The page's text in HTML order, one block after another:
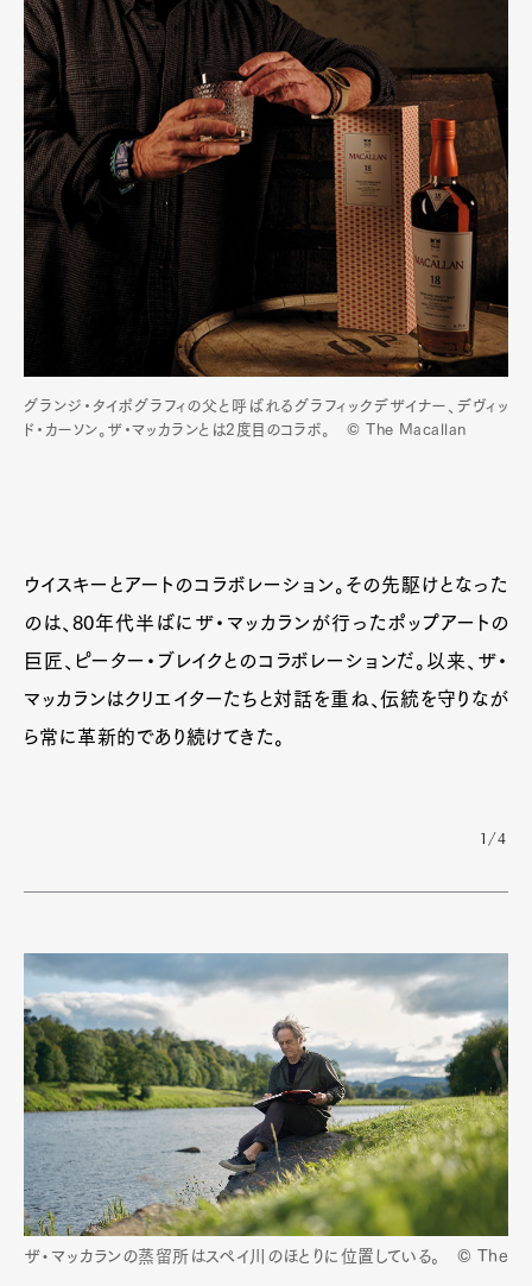
グランジ・タイポグラフィの父と呼ばれるグラフィックデザイナー、デヴィッ
ド・カーソン。ザ・マッカランとは2度目のコラボ。 © The Macallan
ウイスキーとアートのコラボレーション。その先駆けとなった
のは、80年代半ばにザ・マッカランが行ったポップアートの
巨匠、ピーター・ブレイクとのコラボレーションだ。以来、ザ・
マッカランはクリエイターたちと対話を重ね、伝統を守りなが
ら常に革新的であり続けてきた。
1/4
ザ・マッカランの蒸留所はスペイ川のほとりに位置している。 © The